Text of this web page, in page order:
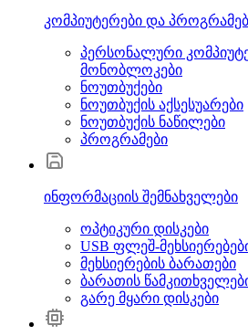
კომპიუტერები და
პერსონალური
მონობლოკები
ნოუთბუქები
ნოუთბუქის აქსესუარები
ნოუთბუქის ნაწილები
პროგრამები
ინფორმაციის შემნახველები
ოპტიკური დისკები
USB ფლეშ-
მეხსიერების ბარათები
ბარათის
გარე მყარი დისკები